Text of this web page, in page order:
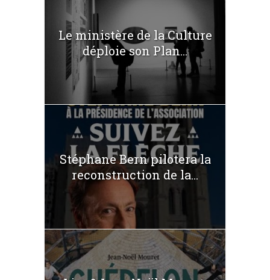
Le ministère de la Culture
déploie son Plan...
Stéphane Bern pilotera la
reconstruction de la...